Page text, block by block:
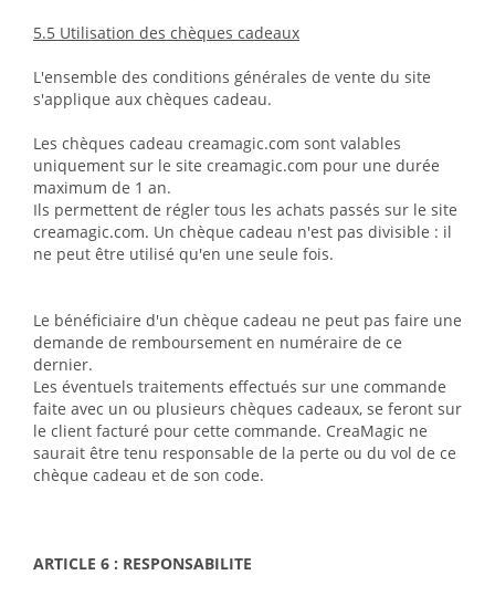
5.5 Utilisation des chèques cadeaux
L'ensemble des conditions générales de vente du site
s'applique aux chèques cadeau.
Les chèques cadeau creamagic.com sont valables
uniquement sur le site creamagic.com pour une durée
maximum de 1 an.
Ils permettent de régler tous les achats passés sur le site
creamagic.com. Un chèque cadeau n'est pas divisible : il
ne peut être utilisé qu'en une seule fois.
Le bénéficiaire d'un chèque cadeau ne peut pas faire une
demande de remboursement en numéraire de ce
dernier.
Les éventuels traitements effectués sur une commande
faite avec un ou plusieurs chèques cadeaux, se feront sur
le client facturé pour cette commande. CreaMagic ne
saurait être tenu responsable de la perte ou du vol de ce
chèque cadeau et de son code.
ARTICLE 6 : RESPONSABILITE